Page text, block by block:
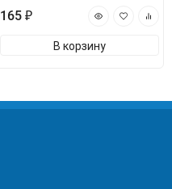
165 ₽
В корзину